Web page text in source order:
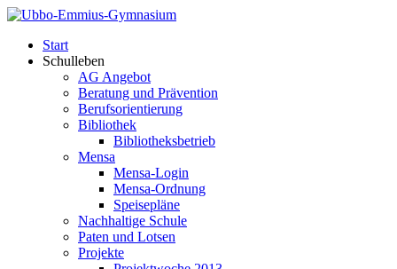
Start
Schulleben
AG Angebot
Beratung und Prävention
Berufsorientierung
Bibliothek
Bibliotheksbetrieb
Mensa
Mensa-Login
Mensa-Ordnung
Speisepläne
Nachhaltige Schule
Paten und Lotsen
Projekte